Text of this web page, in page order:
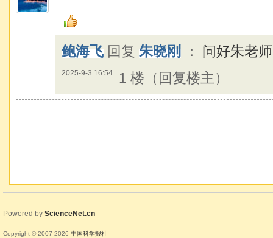
鲍海飞 回复 朱晓刚 ： 问好朱老
2025-9-3 16:54 1 楼（回复楼主）
Powered by ScienceNet.cn
Copyright © 2007-2026 中国科学报社